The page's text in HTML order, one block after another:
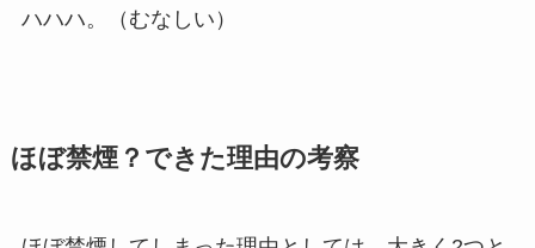
ハハハ。（むなしい）
ほぼ禁煙？できた理由の考察